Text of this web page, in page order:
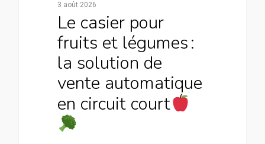
3 août 2026
Le casier pour
fruits et légumes :
la solution de
vente automatique
en circuit court